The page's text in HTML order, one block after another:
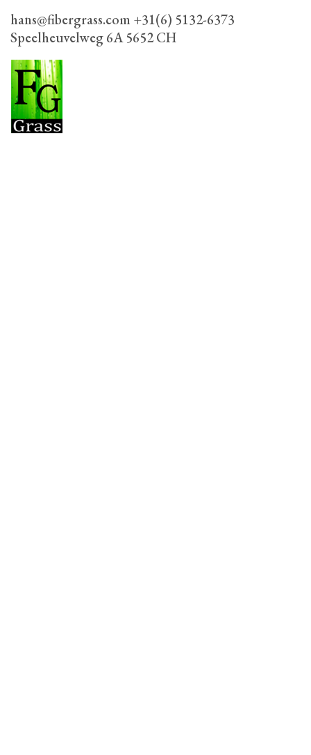
hans@fibergrass.com +31(6) 5132-6373
Speelheuvelweg 6A 5652 CH